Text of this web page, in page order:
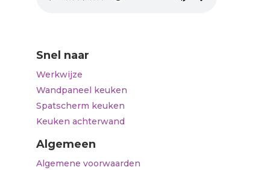
Snel naar
Werkwijze
Wandpaneel keuken
Spatscherm keuken
Keuken achterwand
Algemeen
Algemene voorwaarden